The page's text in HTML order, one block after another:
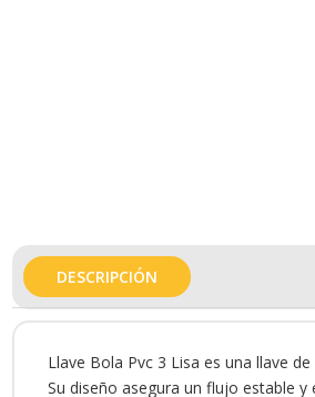
DESCRIPCIÓN
Llave Bola Pvc 3 Lisa es una llave
Su diseño asegura un flujo estable y